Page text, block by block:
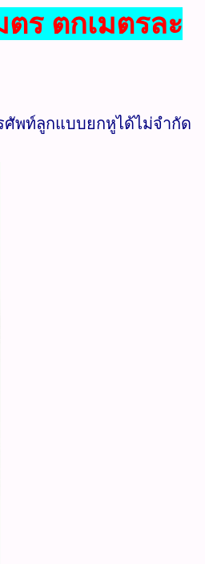
ร ตกเมตรละ
ศัพท์ลูกแบบยกหูได้ไม่จำกัด